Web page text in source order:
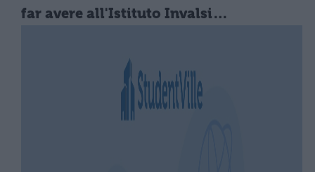
far avere all'Istituto Invalsi…